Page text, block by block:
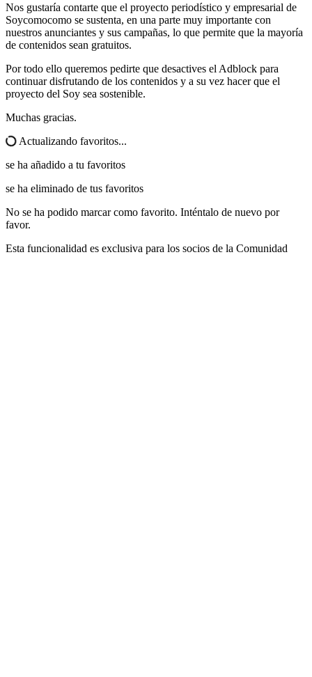
Nos gustaría contarte que el proyecto periodístico y empresarial de
Soycomocomo se sustenta, en una parte muy importante con
nuestros anunciantes y sus campañas, lo que permite que la mayoría
de contenidos sean gratuitos.
Por todo ello queremos pedirte que desactives el Adblock para
continuar disfrutando de los contenidos y a su vez hacer que el
proyecto del Soy sea sostenible.
Muchas gracias.
Actualizando favoritos...
se ha añadido a tu favoritos
se ha eliminado de tus favoritos
No se ha podido marcar como favorito. Inténtalo de nuevo por
favor.
Esta funcionalidad es exclusiva para los socios de la Comunidad